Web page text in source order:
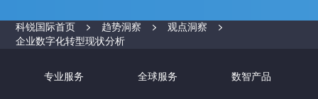
科锐国际首页 趋势洞察
观点洞察
企业数字化转型现状分析
专业服务 全球服务 数智产品